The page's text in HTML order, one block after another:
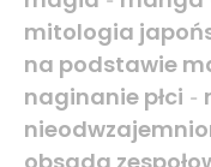
mitologia
na podstawie
naginanie płci -